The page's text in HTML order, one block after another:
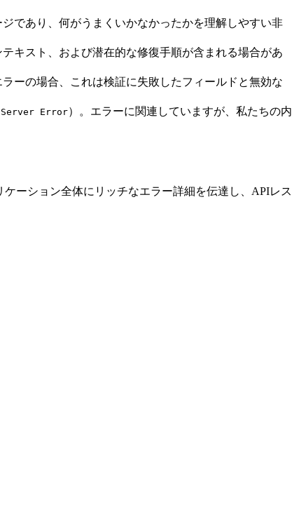
であり、何がうまくいかなかったかを理解しやすい非
キスト、および潜在的な修復手順が含まれる場合があ
ーの場合、これは検証に失敗したフィールドと無効な
Error）。エラーに関連していますが、私たちの内
ーション全体にリッチなエラー詳細を伝達し、APIレス